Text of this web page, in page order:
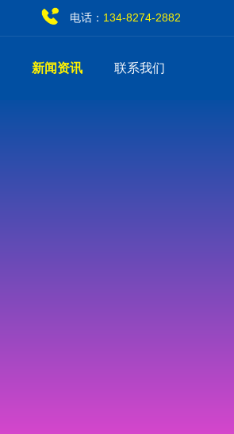
134-8274-2882
电话：
新闻资讯 联系我们